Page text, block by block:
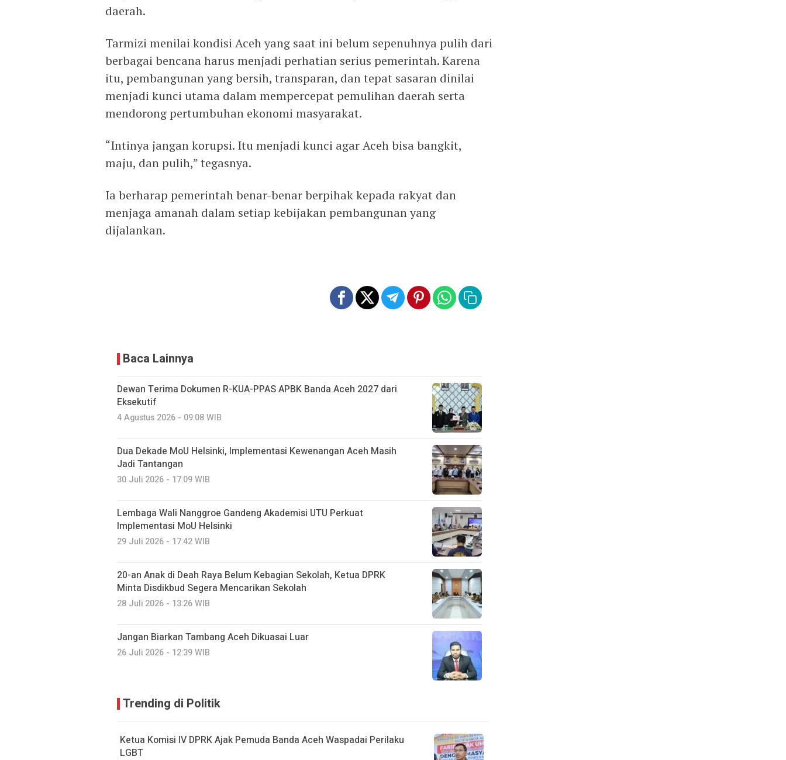
daerah.
Tarmizi menilai kondisi Aceh yang saat ini belum sepenuhnya pulih dari
berbagai bencana harus menjadi perhatian serius pemerintah. Karena
itu, pembangunan yang bersih, transparan, dan tepat sasaran dinilai
menjadi kunci utama dalam mempercepat pemulihan daerah serta
mendorong pertumbuhan ekonomi masyarakat.
“Intinya jangan korupsi. Itu menjadi kunci agar Aceh bisa bangkit,
maju, dan pulih,” tegasnya.
Ia berharap pemerintah benar-benar berpihak kepada rakyat dan
menjaga amanah dalam setiap kebijakan pembangunan yang
dijalankan.
Baca Lainnya
Dewan Terima Dokumen R-KUA-PPAS APBK Banda Aceh 2027 dari
Eksekutif
4 Agustus 2026 - 09:08 WIB
Dua Dekade MoU Helsinki, Implementasi Kewenangan Aceh Masih
Jadi Tantangan
30 Juli 2026 - 17:09 WIB
Lembaga Wali Nanggroe Gandeng Akademisi UTU Perkuat
Implementasi MoU Helsinki
29 Juli 2026 - 17:42 WIB
20-an Anak di Deah Raya Belum Kebagian Sekolah, Ketua DPRK
Minta Disdikbud Segera Mencarikan Sekolah
28 Juli 2026 - 13:26 WIB
Jangan Biarkan Tambang Aceh Dikuasai Luar
26 Juli 2026 - 12:39 WIB
Trending di Politik
Ketua Komisi IV DPRK Ajak Pemuda Banda Aceh Waspadai Perilaku
LGBT